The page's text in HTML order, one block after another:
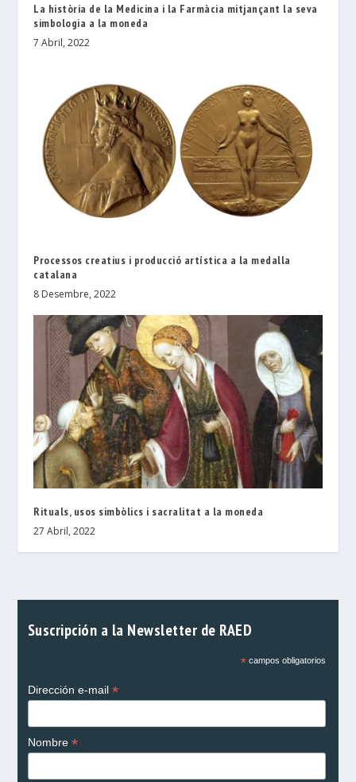
La història de la Medicina i la Farmàcia mitjançant la seva
simbologia a la moneda
7 Abril, 2022
Processos creatius i producció artística a la medalla
catalana
8 Desembre, 2022
Rituals, usos simbòlics i sacralitat a la moneda
27 Abril, 2022
Suscripción a la Newsletter de RAED
*campos obligatorios
Dirección e-mail *
Nombre *